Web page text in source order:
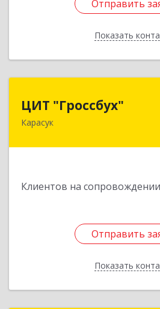
Отправить
Показать
Отправить
Назад
ЦИТ "Гроссбух"
Карасук
Клиентов на сопровождении
Отправить
Показать
632861, Новосибирская
Отправить
Назад